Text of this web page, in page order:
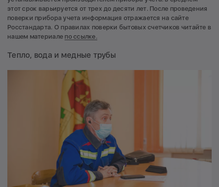
этот срок варьируется от трех до десяти лет. После проведения
поверки прибора учета информация отражается на сайте
Росстандарта. О правилах поверки бытовых счетчиков читайте в
нашем материале по ссылке.
Тепло, вода и медные трубы